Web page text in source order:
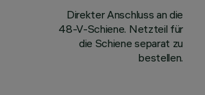
Direkter Anschluss an die
48-V-Schiene. Netzteil für
die Schiene separat zu
bestellen.